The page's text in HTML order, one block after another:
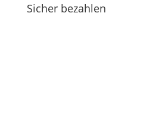
Sicher bezahlen